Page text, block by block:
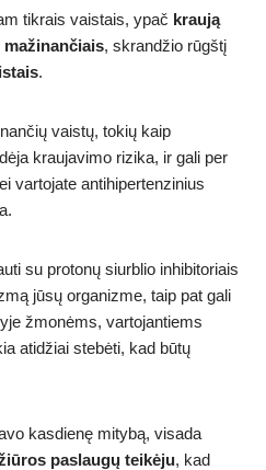
tikrais vaistais, ypač kraują
mažinančiais, skrandžio rūgštį
.
vaistų, tokių kaip
kraujavimo rizika, ir gali per
vartojate antihipertenzinius
su protonų siurblio inhibitoriais
jūsų organizme, taip pat gali
žmonėms, vartojantiems
atidžiai stebėti, kad būtų
kasdienę mitybą, visada
paslaugų teikėju, kad